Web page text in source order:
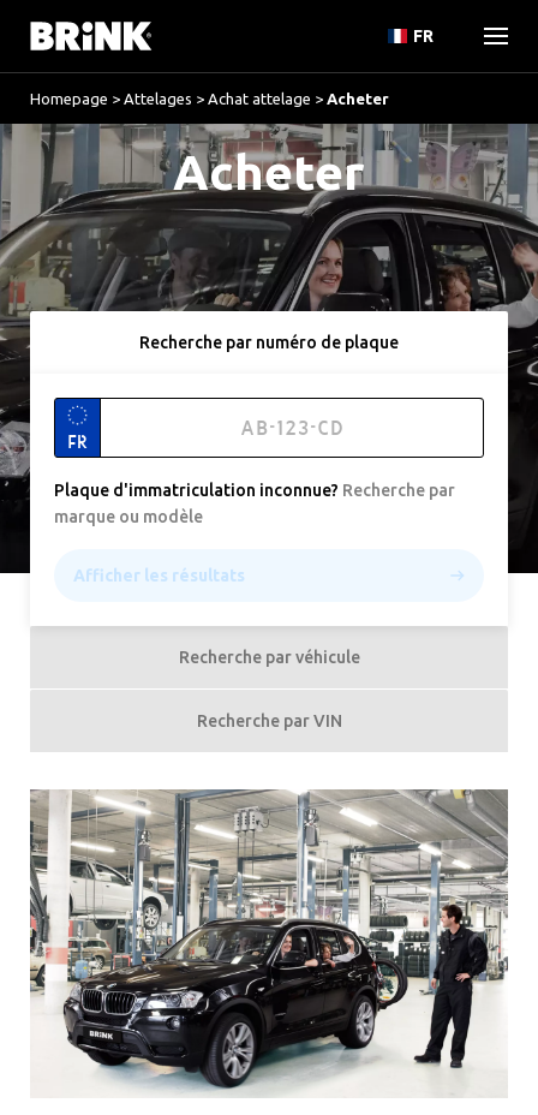
FR
Homepage > Attelages > Achat attelage > Acheter
Acheter
Recherche par numéro de plaque
FR
Plaque d'immatriculation inconnue? Recherche par
marque ou modèle
Afficher les résultats
Recherche par véhicule
Recherche par VIN